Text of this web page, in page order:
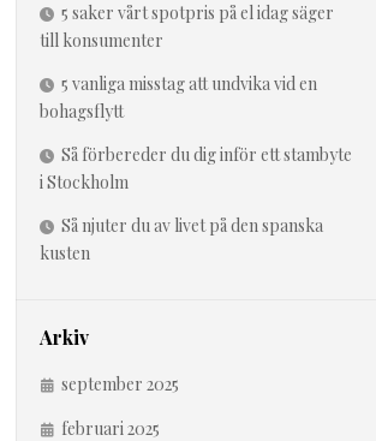
5 saker vårt spotpris på el idag säger
till konsumenter
5 vanliga misstag att undvika vid en
bohagsflytt
Så förbereder du dig inför ett stambyte
i Stockholm
Så njuter du av livet på den spanska
kusten
Arkiv
september 2025
februari 2025